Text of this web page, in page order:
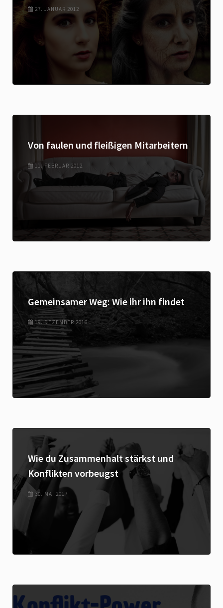
27. JANUAR 2012
Von faulen und fleißigen Mitarbeitern
11. FEBRUAR 2012
Gemeinsamer Weg: Wie ihr ihn findet
19. DEZEMBER 2016
Wie du Zusammenhalt stärkst und
Konflikten vorbeugst
30. MAI 2017